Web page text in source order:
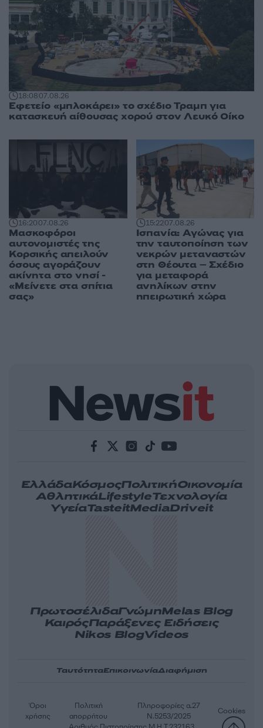
18:0807.08.26
Εφετείο «μπλοκάρει» το σχέδιο Τραμπ για
κατασκευή αίθουσας χορού στον Λευκό Οίκο
16:2007.08.26
Μασκοφόροι
αυτονομιστές της
Κορσικής απειλούν
όσους αγοράζουν
ακίνητα στο νησί -
«Μείνετε στα σπίτια
σας»
15:2207.08.26
Ισπανία: Αγώνας για
την ταυτοποίηση των
νεκρών μεταναστών
στη Θέουτα – Σχέδιο
για μεταφορά
ανηλίκων στην
ηπειρωτική χώρα
ΕλλάδαΚόσμοςΠολιτικήΟικονομία
ΑθλητικάLifestyleΤεχνολογία
ΥγείαTasteitMediaDriveit
ΠρωτοσέλιδαΓνώμηMelas Blog
ΚαιρόςΠαράξενες Ειδήσεις
Nikos BlogVideos
ΤαυτότηταΕπικοινωνίαΔιαφήμιση
Όροι
χρήσης
Πολιτική
απορρήτου
Πληροφορίες α.27
Ν.5253/2025
Cookies